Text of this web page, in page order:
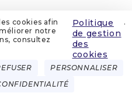
cookies afin
notre
consultez
Politique
de gestion
des
cookies
.
PERSONNALISER
LÉGALES
DE GESTION DES COOKIES